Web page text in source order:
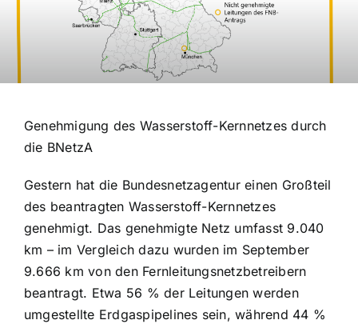
Genehmigung des Wasserstoff-Kernnetzes durch
die BNetzA
Gestern hat die Bundesnetzagentur einen Großteil
des beantragten Wasserstoff-Kernnetzes
genehmigt. Das genehmigte Netz umfasst 9.040
km – im Vergleich dazu wurden im September
9.666 km von den Fernleitungsnetzbetreibern
beantragt. Etwa 56 % der Leitungen werden
umgestellte Erdgaspipelines sein, während 44 %